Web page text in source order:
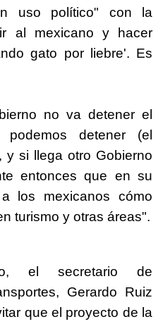
uso político" con la
al mexicano y hacer
gato por liebre'. Es
no va detener el
detener (el
y si llega otro Gobierno
entonces que en su
los mexicanos cómo
turismo y otras áreas".
el secretario de
Gerardo Ruiz
que el proyecto de la